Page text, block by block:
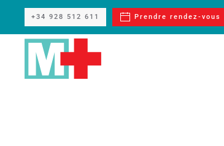
Passer au contenu principal
+34 928 512 611 Prendre rendez-vous